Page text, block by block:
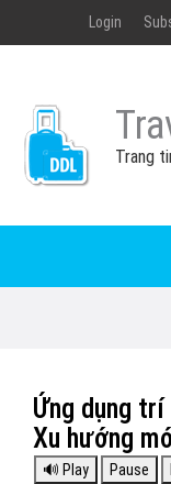
Login
Trang
Ứng dụng
Xu hướng